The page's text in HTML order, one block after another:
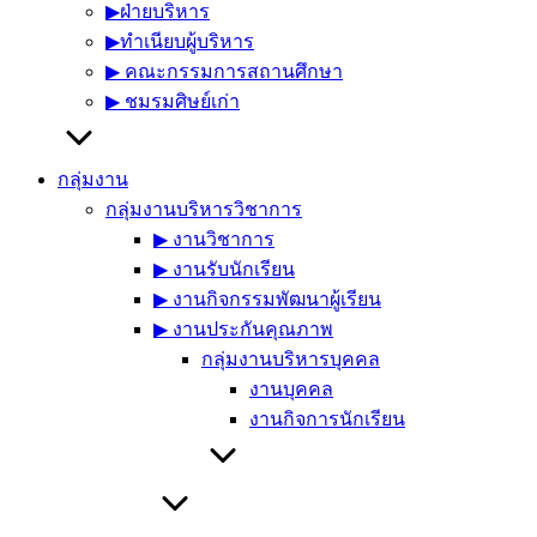
▶︎ฝ่ายบริหาร
▶︎ทำเนียบผู้บริหาร
▶︎ คณะกรรมการสถานศึกษา
▶︎ ชมรมศิษย์เก่า
กลุ่มงาน
กลุ่มงานบริหารวิชาการ
▶︎ งานวิชาการ
▶︎ งานรับนักเรียน
▶︎ งานกิจกรรมพัฒนาผู้เรียน
▶︎ งานประกันคุณภาพ
กลุ่มงานบริหารบุคคล
งานบุคคล
งานกิจการนักเรียน